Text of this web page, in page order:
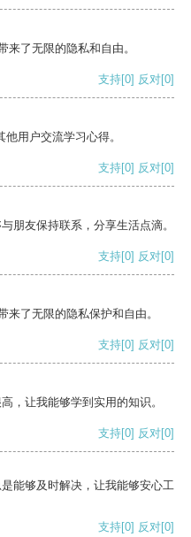
了无限的隐私和自由。
支持[0] 反对[0]
用户交流学习心得。
支持[0] 反对[0]
朋友保持联系，分享生活点滴。
支持[0] 反对[0]
了无限的隐私保护和自由。
支持[0] 反对[0]
，让我能够学到实用的知识。
支持[0] 反对[0]
能够及时解决，让我能够安心工
支持[0] 反对[0]